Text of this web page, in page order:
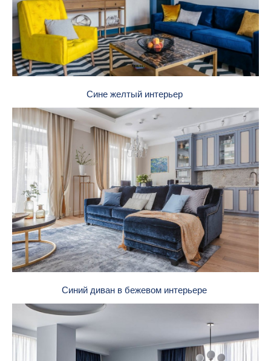
Сине желтый интерьер
Синий диван в бежевом интерьере